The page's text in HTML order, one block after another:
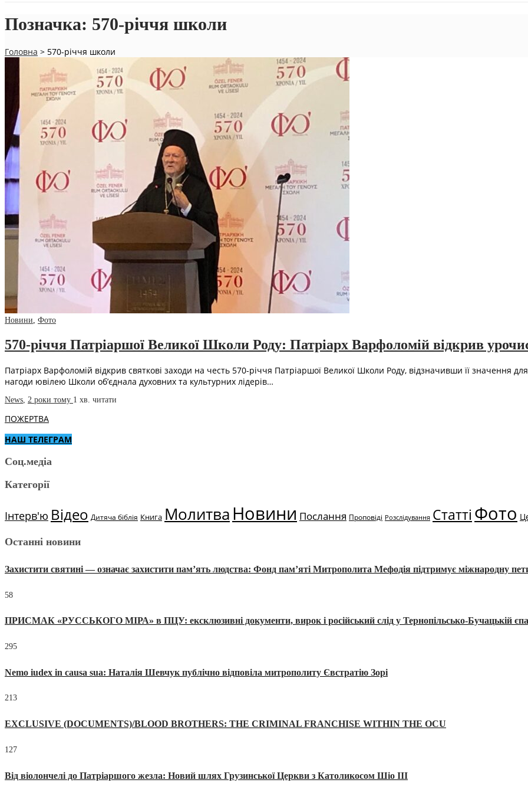
Позначка: 570-річчя школи
Головна > 570-річчя школи
Новини, Фото
570-річчя Патріаршої Великої Школи Роду: Патріарх Варфоломій відкрив
Патріарх Варфоломій відкрив святкові заходи на честь 570-річчя Патріаршої Великої Школи Роду, відзначивши її значення для
нагоди ювілею Школи об’єднала духовних та культурних лідерів…
News, 2 роки тому 1 хв. читати
ПОЖЕРТВА
НАШ ТЕЛЕГРАМ
Соц.медіа
Категорії
Інтерв'ю Відео Дитяча біблія Книга МолитваНовини Послання Проповіді Розслідування Статті Фото
Останні новини
Захистити святині — означає захистити пам’ять людства: Фонд пам’яті Митрополита Мефодія підтримує міжнародну
58
ПРИСМАК «РУССЬКОГО МІРА» в ПЦУ: ексклюзивні документи, вирок і російський слід у Тернопільсько-Бучацькій
295
Nemo iudex in causa sua: Наталія Шевчук публічно відповіла митрополиту Євстратію Зорі
213
EXCLUSIVE (DOCUMENTS)/BLOOD BROTHERS: THE CRIMINAL FRANCHISE WITHIN THE OCU
127
Від віолончелі до Патріаршого жезла: Новий шлях Грузинської Церкви з Католикосом Шіо III